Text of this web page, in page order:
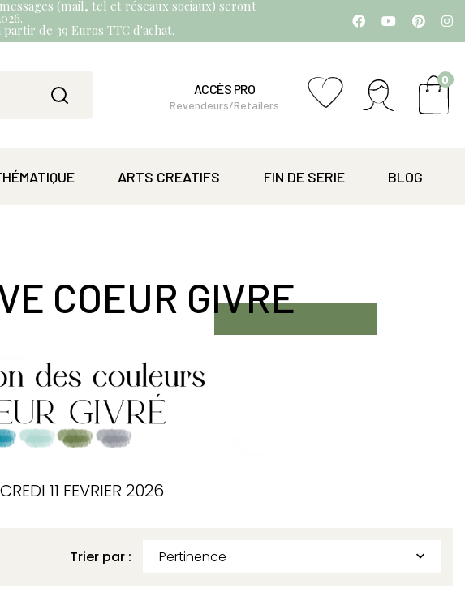
(mail, tel et réseaux sociaux) seront
de 39 Euros TTC d'achat.
ACCÈS PRO
Revendeurs/Retailers
0
ARTS CREATIFS FIN DE SERIE BLOG
COEUR GIVRE
11 FEVRIER 2026
Trier par : Pertinence 